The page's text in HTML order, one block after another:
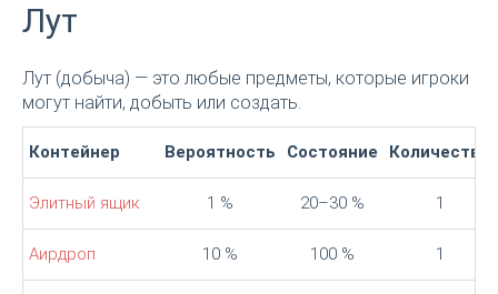
Лут
Лут (добыча) — это любые предметы, которые игроки
могут найти, добыть или создать.
Контейнер Вероятность Состояние Количество
Элитный ящик 1 % 20–30 % 1
Аирдроп 10 % 100 % 1